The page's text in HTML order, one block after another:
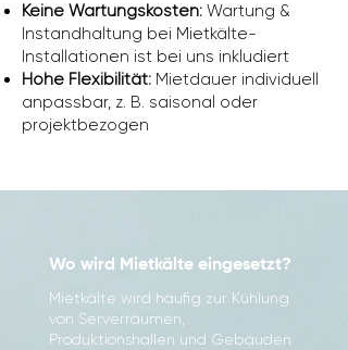
Keine Wartungskosten: Wartung &
Instandhaltung bei Mietkälte-
Installationen ist bei uns inkludiert
Hohe Flexibilität: Mietdauer individuell
anpassbar, z. B. saisonal oder
projektbezogen
Wo wird Mietkälte eingesetzt?
Mietkälte wird häufig zur Kühlung
von Serverräumen,
Produktionshallen und Gebäuden